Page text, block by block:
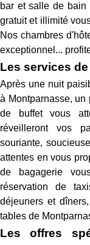
bar et salle de bain
gratuit et illimité
Nos chambres
exceptionnel...
Les services
Après une nuit
à Montparnasse, un
de buffet vous
réveilleront vos
souriante,
attentes en vous
de bagagerie
réservation de
déjeuners et
tables de
Les offres